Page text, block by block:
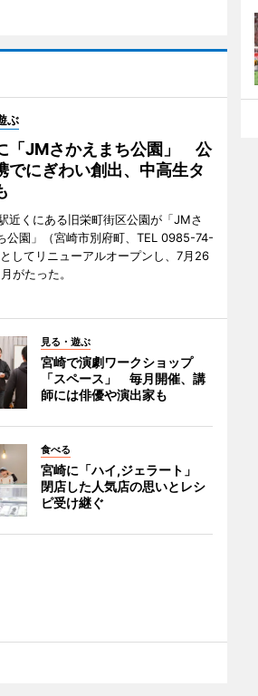
ぶ
「JMさかえまち公園」 公
でにぎわい創出、中高生タ
近くにある旧栄町街区公園が「JMさ
公園」（宮崎市別府町、TEL 0985-74-
してリニューアルオープンし、7月26
がたった。
見る・遊ぶ
宮崎で演劇ワークショップ
「スペース」 毎月開催、講
師には俳優や演出家も
食べる
宮崎に「ハイ,ジェラート」
閉店した人気店の思いとレシ
ピ受け継ぐ